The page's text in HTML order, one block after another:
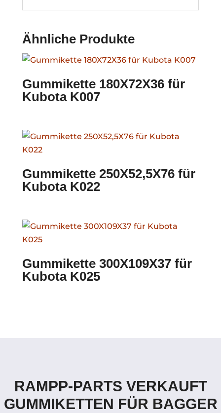
Ähnliche Produkte
Gummikette 180X72X36 für
Kubota K007
Gummikette 250X52,5X76 für
Kubota K022
Gummikette 300X109X37 für
Kubota K025
RAMPP-PARTS VERKAUFT
GUMMIKETTEN FÜR BAGGER